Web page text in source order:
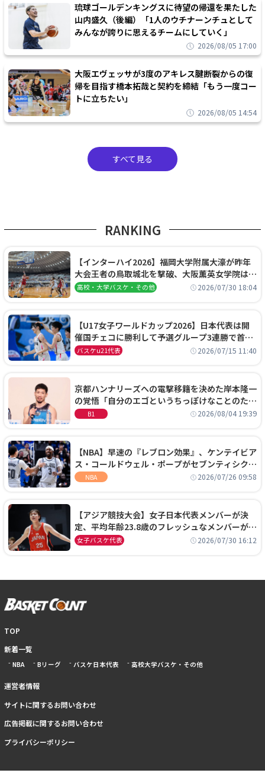
琉球ゴールデンキングスに待望の帰還を果たした
山内盛久（後編）「1人のウチナーンチュとして
みんなが誇りに思えるチームにしていく」
2026/08/05 17:00
大阪エヴェッサが3度のアキレス腱断裂からの復
帰を目指す橋本拓哉と契約を締結「もう一度コー
トに立ちたい」
2026/08/05 14:54
すべて見る
RANKING
【インターハイ2026】福岡大学附属大濠が昨年
大会王者の鳥取城北を撃破、大阪薫英女学院は岐
阜女子に完勝、大会3日目試合結果
高校・大学バスケ・その他 2026/07/30 18:04
【U17女子ワールドカップ2026】日本代表は開
催国チェコに勝利して予選グループ3連勝で首位
通過！準々決勝の相手はエジプトに決定
バスケu21代表 2026/07/15 11:40
京都ハンナリーズへの電撃移籍を決めた岸本隆一
の覚悟「自分のエゴというちっぽけなことのため
に、京都に来たわけではない」
B1 2026/08/04 19:39
【NBA】早速の『レブロン効果』、ケンテイビア
ス・コールドウェル・ポープがセブンティシクサ
ーズに1年契約で加入
NBA 2026/07/26 09:58
【アジア競技大会】女子日本代表メンバーが決
定、平均年齢23.8歳のフレッシュなメンバーが日
本開催の大舞台で頂点を狙う
女子バスケ代表 2026/07/30 16:12
TOP
新着一覧
NBA Bリーグ バスケ日本代表 高校大学バスケ・その他
運営者情報
サイトに関するお問い合わせ
広告掲載に関するお問い合わせ
プライバシーポリシー